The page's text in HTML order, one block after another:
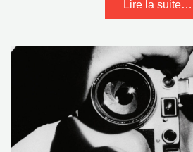
Lire la suite…